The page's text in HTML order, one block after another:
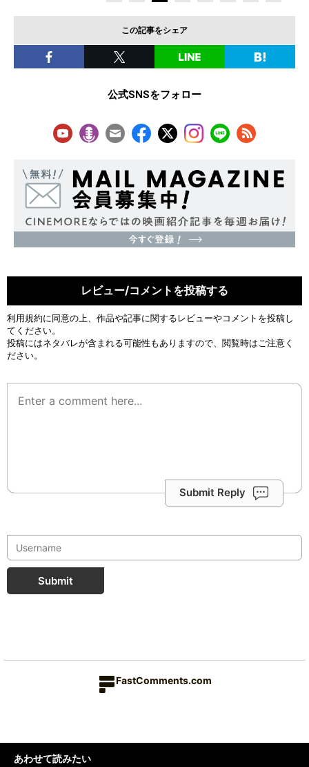
この記事をシェア
公式SNSをフォロー
レビュー/コメントを投稿する
利用規約に同意の上、作品や記事に関するレビューやコメントを投稿し
てください。
投稿にはネタバレが含まれる可能性もありますので、閲覧時はご注意く
ださい。
Submit Reply
Submit
FastComments.com
あわせて読みたい